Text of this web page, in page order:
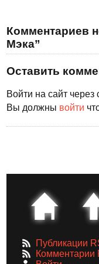
Комментариев
Мэка”
Оставить
Войти на сайт через
Вы должны войти
Публикации
Комментарии